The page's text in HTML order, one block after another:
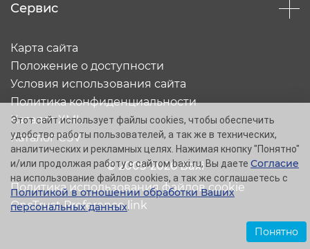
Сервис
© 2005-2026 Baxi
Карта сайта
Положение о доступности
Условия использования сайта
Политика конфиденциальности
Каталог XML
Каталог CSV
Политика использования файлов cookie
OneTrust Preference link
Этот сайт использует файлы cookies, чтобы обеспечить
удобство работы пользователей, а так же в технических,
аналитических и рекламных целях. Нажимая кнопку "Понятно"
и/или продолжая работу с сайтом baxi.ru, Вы даете Согласие
на использование файлов cookies, а так же соглашаетесь с
Политикой в отношении обработки Ваших
персональных данных.
Понятно